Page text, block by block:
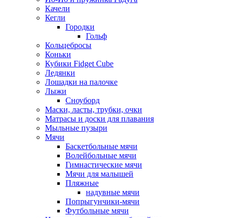
Качели
Кегли
Городки
Гольф
Кольцебросы
Коньки
Кубики Fidget Cube
Ледянки
Лошадки на палочке
Лыжи
Сноуборд
Маски, ласты, трубки, очки
Матрасы и доски для плавания
Мыльные пузыри
Мячи
Баскетбольные мячи
Волейбольные мячи
Гимнастические мячи
Мячи для малышей
Пляжные
надувные мячи
Попрыгунчики-мячи
Футбольные мячи